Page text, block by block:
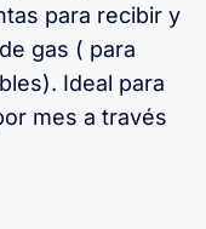
para recibir y
gas ( para
Ideal para
mes a través